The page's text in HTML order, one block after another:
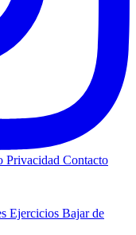
Privacidad Contacto
Ejercicios Bajar de